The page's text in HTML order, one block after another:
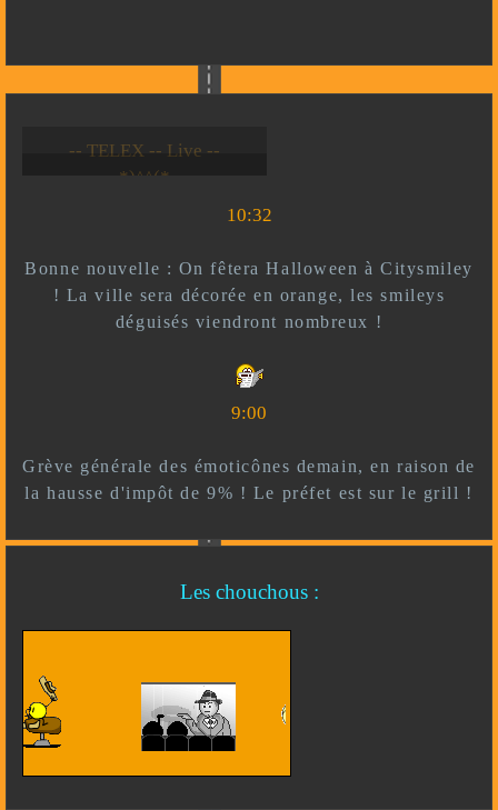
-- Live --- TELEX --
-- *)^^(* --
10:32
Bonne nouvelle : On fêtera Halloween à Citysmiley
! La ville sera décorée en orange, les smileys
déguisés viendront nombreux !
9:00
Grève générale des émoticônes demain, en raison de
la hausse d'impôt de 9% ! Le préfet est sur le grill !
Les chouchous :